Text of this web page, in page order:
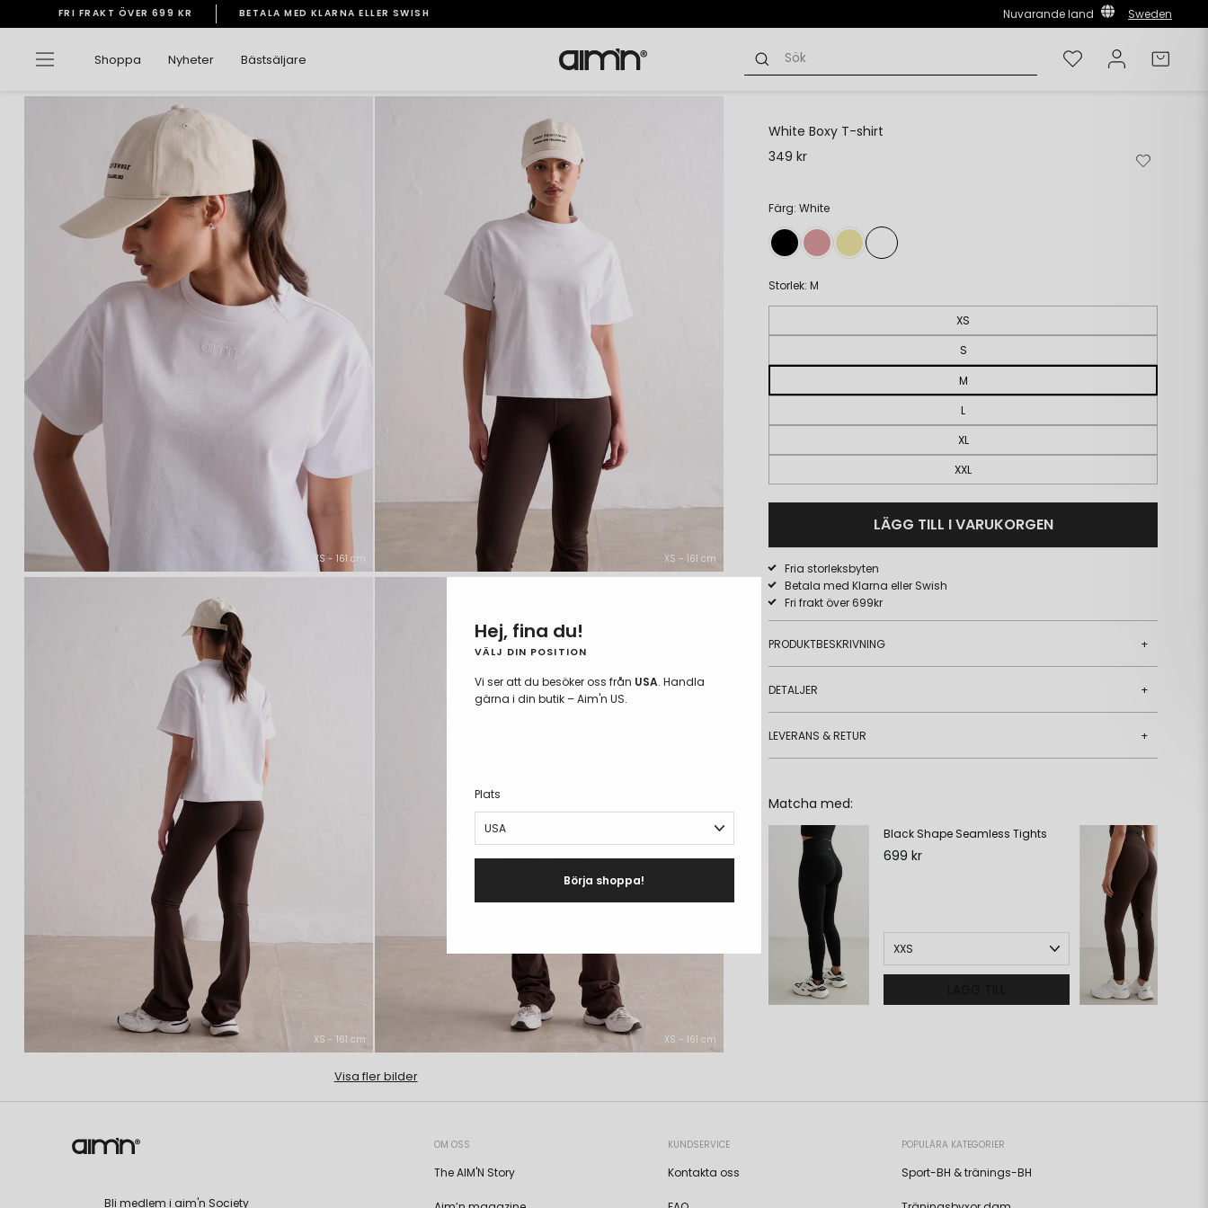
vidare
innehåll
Pausa
bildspelet
FRI FRAKT ÖVER 699 KR BETALA MED KLARNA ELLER SWISH Nuvarande land Sweden
Sidnavigering
Shoppa Nyheter Bästsäljare ÖnskelistaLogga in
XS - 161 cm XS - 161 cm
XS - 161 cm XS - 161 cm
Visa fler bilder
White Boxy T-shirt
349 kr
Lägg
Färg: White
Storlek:M
XS
S
M
L
XL
XXL
LÄGG TILL I VARUKORGEN
Fria storleksbyten
Betala med Klarna eller Swish
Fri frakt över 699kr
PRODUKTBESKRIVNING +
DETALJER +
LEVERANS & RETUR +
Matcha med:
Black Shape Seamless Tights
699 kr
Bli medlem i aim'n Society
OM OSS
The AIM'N Story
KUNDSERVICE
Kontakta oss
POPULÄRA KATEGORIER
Sport-BH & tränings-BH
Hej, fina du!
VÄLJ DIN POSITION
Vi ser att du besöker oss från USA. Handla
gärna i din butik – Aim'n US.
Plats
Börja shoppa!